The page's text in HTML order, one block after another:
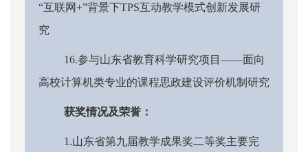
“互联网+”背景下TPS互动教学模式创新发展研
究
16.参与山东省教育科学研究项目——面向
高校计算机类专业的课程思政建设评价机制研究
获奖情况及荣誉：
1.山东省第九届教学成果奖二等奖主要完